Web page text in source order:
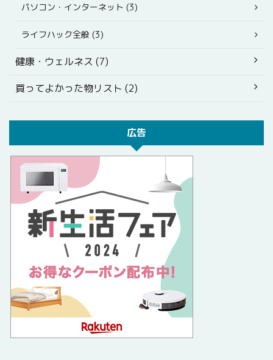
パソコン・インターネット (3)
ライフハック全般 (3)
健康・ウェルネス (7)
買ってよかった物リスト (2)
広告